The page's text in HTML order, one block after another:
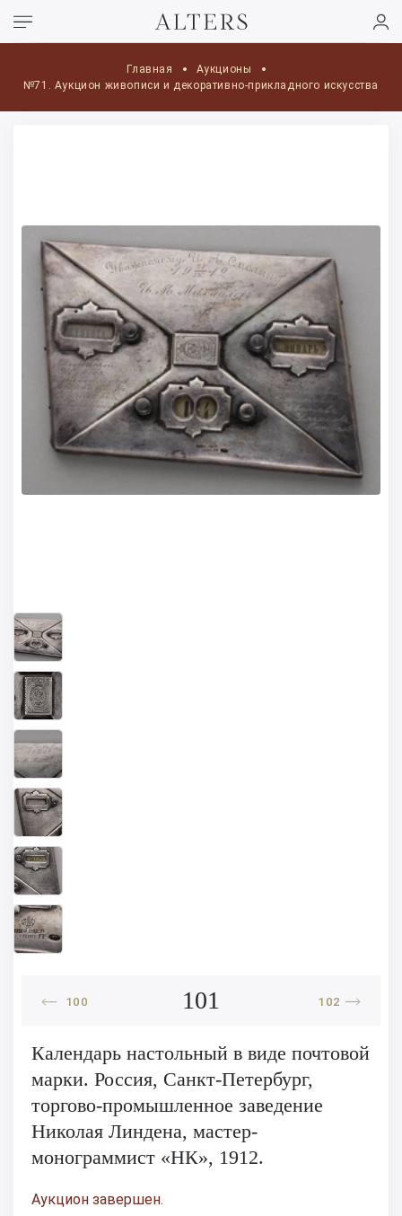
Главная
Аукционы
№71. Аукцион живописи и декоративно-прикладного искусства
100 101 102
Календарь настольный в виде почтовой
марки. Россия, Санкт-Петербург,
торгово-промышленное заведение
Николая Линдена, мастер-
монограммист «НК», 1912.
Аукцион завершен.